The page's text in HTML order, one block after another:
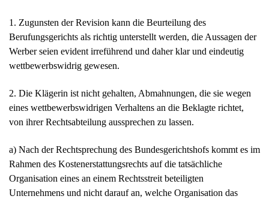
1. Zugunsten der Revision kann die Beurteilung des
Berufungsgerichts als richtig unterstellt werden, die Aussagen der
Werber seien evident irreführend und daher klar und eindeutig
wettbewerbswidrig gewesen.
2. Die Klägerin ist nicht gehalten, Abmahnungen, die sie wegen
eines wettbewerbswidrigen Verhaltens an die Beklagte richtet,
von ihrer Rechtsabteilung aussprechen zu lassen.
a) Nach der Rechtsprechung des Bundesgerichtshofs kommt es im
Rahmen des Kostenerstattungsrechts auf die tatsächliche
Organisation eines an einem Rechtsstreit beteiligten
Unternehmens und nicht darauf an, welche Organisation das